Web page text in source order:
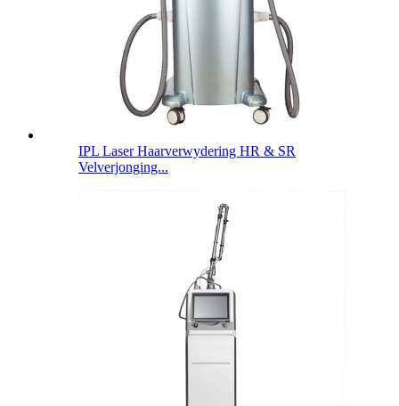
IPL Laser Haarverwydering HR & SR
Velverjonging...